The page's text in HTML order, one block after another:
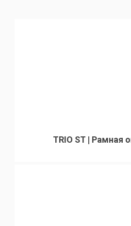
TRIO ST | Рамная